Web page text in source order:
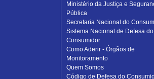
Ministério da Justiça e
Pública
Secretaria Nacional do
Sistema Nacional de Defesa do
Consumidor
Como Aderir - Órgãos de
Monitoramento
Quem Somos
Código de Defesa do